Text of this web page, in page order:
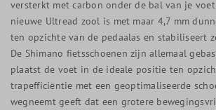
versterkt met carbon onder de bal van je
nieuwe Ultread zool is met maar 4,7 mm
ten opzichte van de pedaalas en stabiliseert
De Shimano fietsschoenen zijn allemaal
plaatst de voet in de ideale positie ten
trapefficiëntie met een geoptimaliseerde
wegneemt geeft dat een grotere